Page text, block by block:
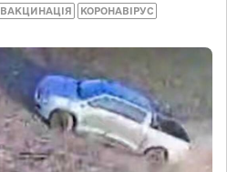
ВАКЦИНАЦІЯ КОРОНАВІРУС